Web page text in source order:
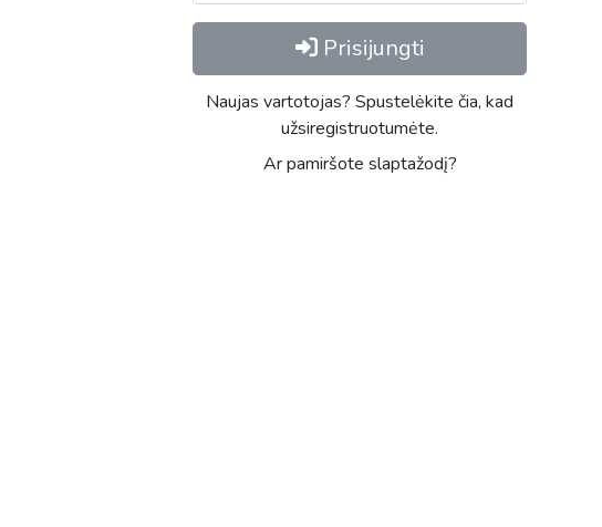
Prisijungti
Naujas vartotojas? Spustelėkite čia, kad
užsiregistruotumėte.
Ar pamiršote slaptažodį?